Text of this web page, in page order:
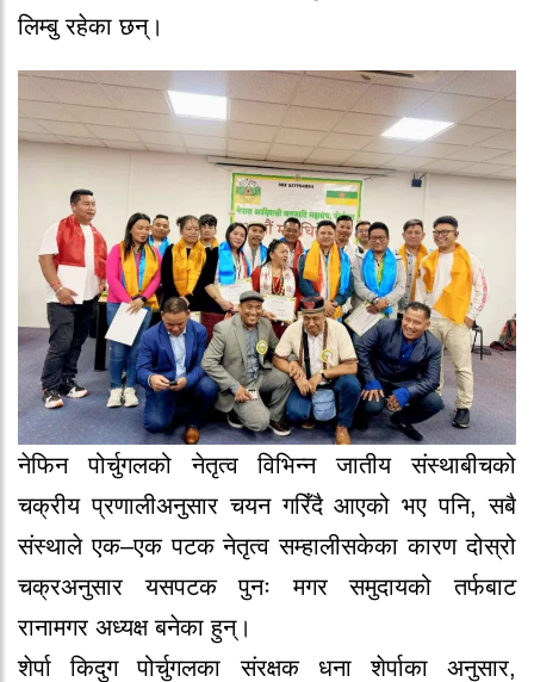
लिम्बु रहेका छन्।
नेफिन पोर्चुगलको नेतृत्व विभिन्न जातीय संस्थाबीचको
चक्रीय प्रणालीअनुसार चयन गरिँदै आएको भए पनि, सबै
संस्थाले एक–एक पटक नेतृत्व सम्हालीसकेका कारण दोस्रो
चक्रअनुसार यसपटक पुनः मगर समुदायको तर्फबाट
रानामगर अध्यक्ष बनेका हुन्।
शेर्पा किदुग पोर्चुगलका संरक्षक धना शेर्पाका अनुसार,